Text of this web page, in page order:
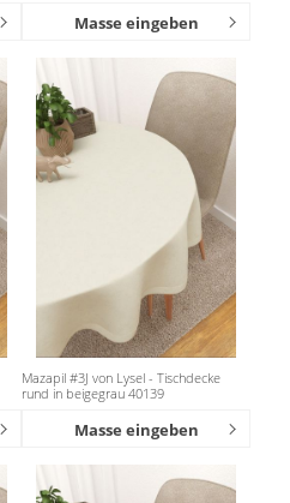
Masse eingeben
Mazapil #3J von Lysel - Tischdecke
rund in beigegrau 40139
Masse eingeben